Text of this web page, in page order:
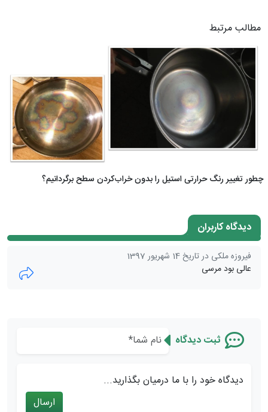
مطالب مرتبط
چطور تغییر رنگ حرارتی استیل را بدون خراب‌کردن سطح برگردانیم؟
دیدگاه کاربران
فیروزه ملکی در تاریخ 14 شهریور 1397
عالی بود مرسی
ثبت دیدگاه
دیدگاه خود را با ما درمیان بگذارید...
ارسال